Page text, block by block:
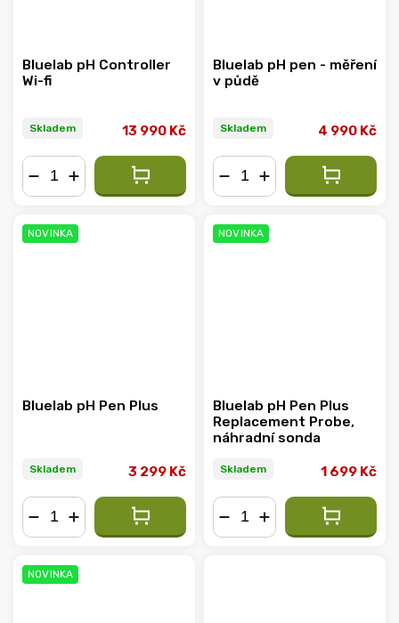
Bluelab pH Controller
Wi-fi
Skladem 13 990 Kč
Bluelab pH pen - měření
v půdě
Skladem 4 990 Kč
NOVINKA
Bluelab pH Pen Plus
Skladem 3 299 Kč
NOVINKA
Bluelab pH Pen Plus
Replacement Probe,
náhradní sonda
Skladem 1 699 Kč
NOVINKA